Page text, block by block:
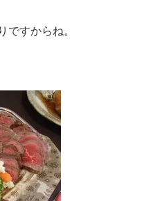
ですからね。